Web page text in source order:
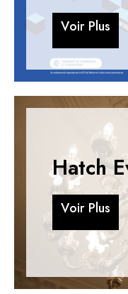
Voir Plus
Voir Plus
Hatch
Voir Plus
Voir Plus